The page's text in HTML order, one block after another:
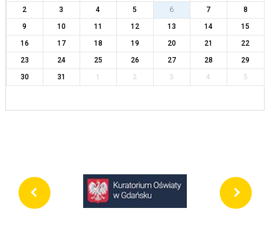
2
3 4 5 6 7
8
9
10 11 12 13 14
15
16
17 18 19 20 21
22
23
24 25 26 27 28
29
30
31 1 2 3 4 5